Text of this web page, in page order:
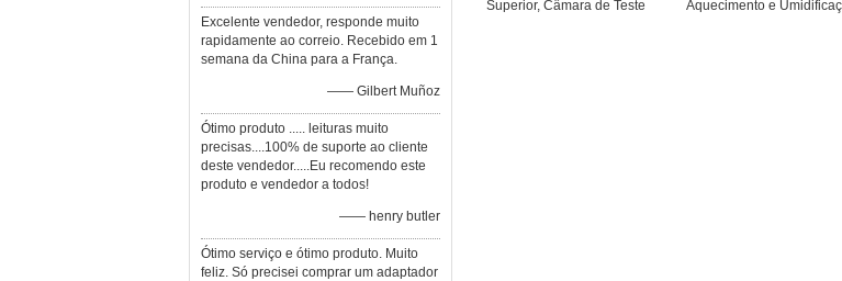
Excelente vendedor, responde muito
rapidamente ao correio. Recebido em 1
semana da China para a França.
—— Gilbert Muñoz
Ótimo produto ..... leituras muito
precisas....100% de suporte ao cliente
deste vendedor.....Eu recomendo este
produto e vendedor a todos!
—— henry butler
Ótimo serviço e ótimo produto. Muito
feliz. Só precisei comprar um adaptador
Superior, Câmara de Teste
Aquecimento e